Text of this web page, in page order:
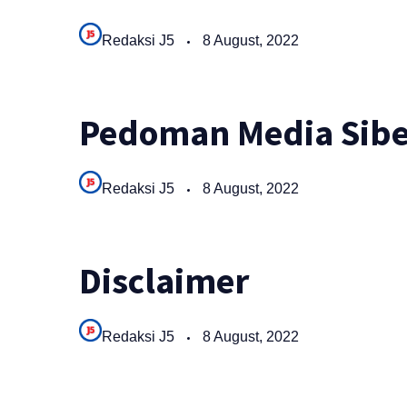
Redaksi J5 8 August, 2022
Pedoman Media
Redaksi J5 8 August, 2022
Disclaimer
Redaksi J5 8 August, 2022